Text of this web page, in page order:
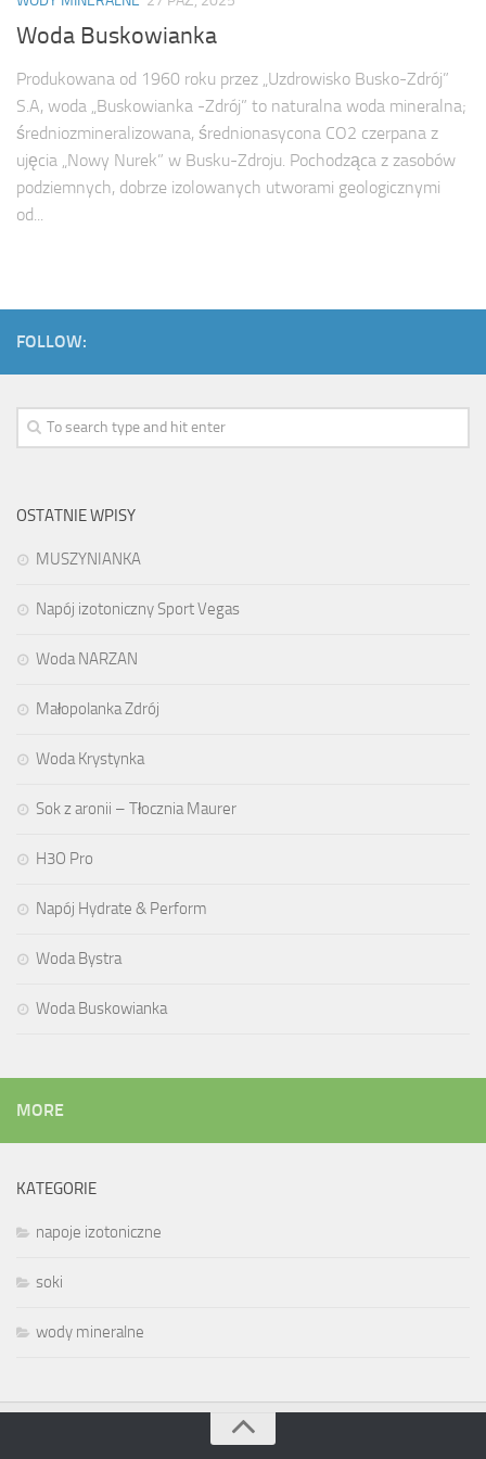
Woda Buskowianka
Produkowana od 1960 roku przez „Uzdrowisko Busko-Zdrój”
S.A, woda „Buskowianka -Zdrój” to naturalna woda mineralna;
średniozmineralizowana, średnionasycona CO2 czerpana z
ujęcia „Nowy Nurek” w Busku-Zdroju. Pochodząca z zasobów
podziemnych, dobrze izolowanych utworami geologicznymi
od...
FOLLOW:
OSTATNIE WPISY
MUSZYNIANKA
Napój izotoniczny Sport Vegas
Woda NARZAN
Małopolanka Zdrój
Woda Krystynka
Sok z aronii – Tłocznia Maurer
H3O Pro
Napój Hydrate & Perform
Woda Bystra
Woda Buskowianka
MORE
KATEGORIE
napoje izotoniczne
soki
wody mineralne